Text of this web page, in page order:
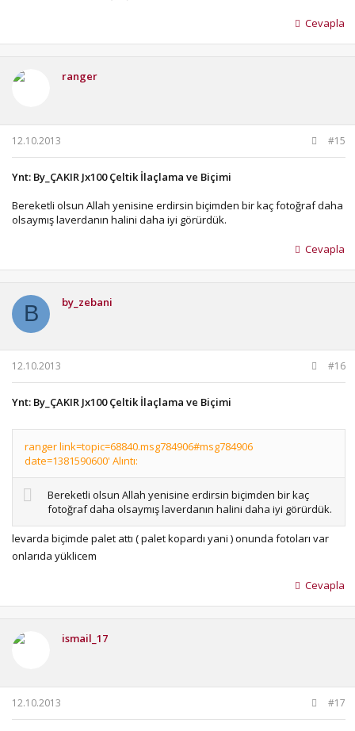
Cevapla
ranger
12.10.2013 #15
Ynt: By_ÇAKIR Jx100 Çeltik İlaçlama ve Biçimi
Bereketli olsun Allah yenisine erdirsin biçimden bir kaç fotoğraf daha
olsaymış laverdanın halini daha iyi görürdük.
Cevapla
B by_zebani
12.10.2013 #16
Ynt: By_ÇAKIR Jx100 Çeltik İlaçlama ve Biçimi
ranger link=topic=68840.msg784906#msg784906
date=1381590600' Alıntı:
Bereketli olsun Allah yenisine erdirsin biçimden bir kaç
fotoğraf daha olsaymış laverdanın halini daha iyi görürdük.
levarda biçimde palet attı ( palet kopardı yani ) onunda fotoları var
onlarıda yüklicem
Cevapla
ismail_17
12.10.2013 #17